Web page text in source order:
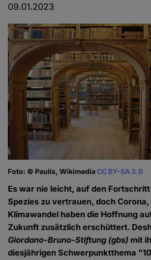
09.01.2023
Foto: © Paulis, WikimediaCC BY-SA 3.0
Es war nie leicht, auf den
Spezies zu vertrauen, doch
Klimawandel haben die Hoffnung
Zukunft zusätzlich erschüttert.
Giordano-Bruno-Stiftung (gbs) mit
diesjährigen Schwerpunktthema